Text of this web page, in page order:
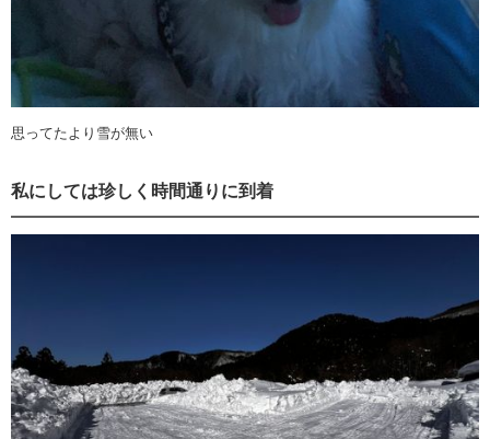
思ってたより雪が無い
私にしては珍しく時間通りに到着